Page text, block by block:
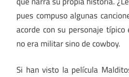
pues compuso algunas
acorde con su personaje típico
no era militar sino de cowboy.
Si han visto la película